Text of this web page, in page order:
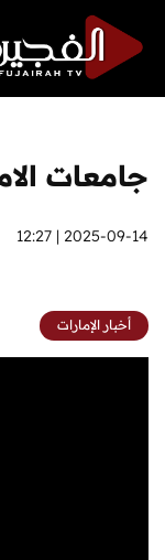
جامعات
2025-09-14 | 12:27
أخبار الإمارات